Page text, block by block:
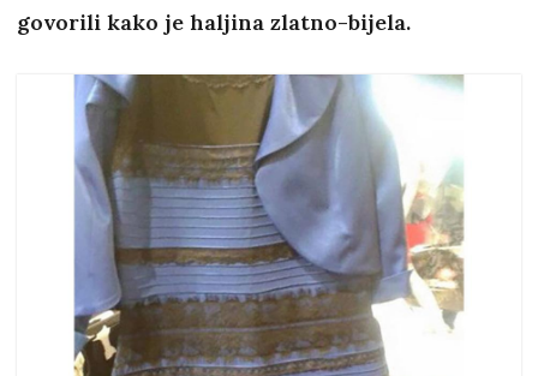
govorili kako je haljina zlatno-bijela.